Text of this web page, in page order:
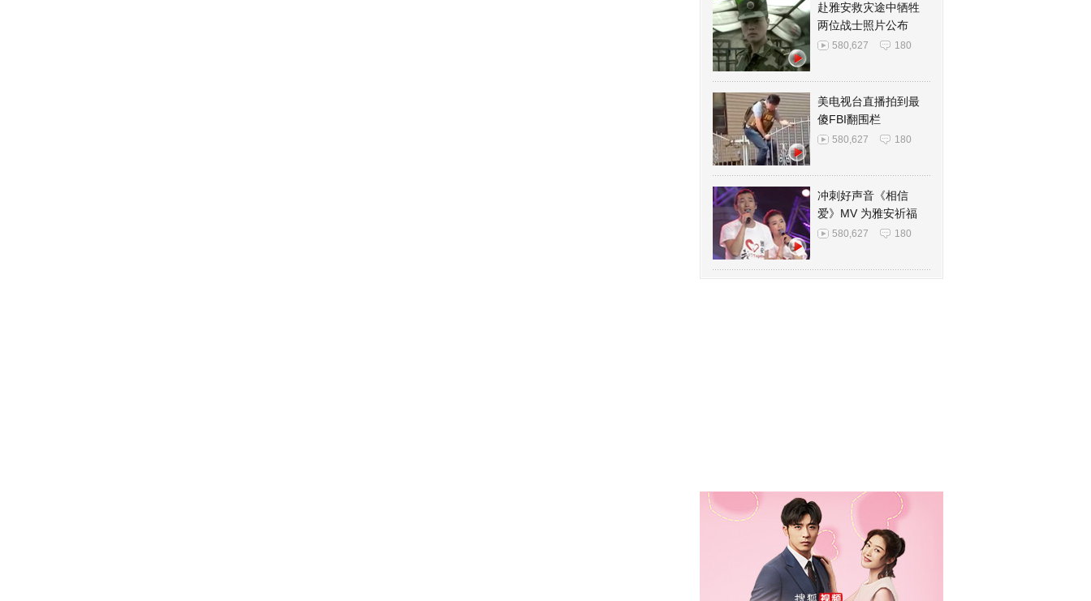
赴雅安救灾途中牺牲
两位战士照片公布
580,627 180
美电视台直播拍到最
傻FBI翻围栏
580,627 180
冲刺好声音《相信
爱》MV 为雅安祈福
580,627 180